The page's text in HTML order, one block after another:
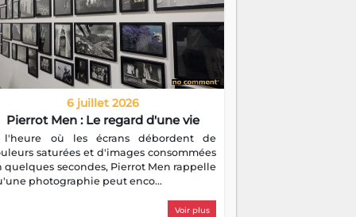
6 juillet 2026
Pierrot Men : Le regard d'une vie
l'heure où les écrans débordent de
saturées et d'images consommées
quelques secondes, Pierrot Men rappelle
photographie peut enco...
Voir plus